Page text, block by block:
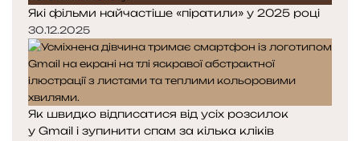
Які фільми найчастіше «піратили» у 2025 році
30.12.2025
Як швидко відписатися від усіх розсилок
у Gmail і зупинити спам за кілька кліків